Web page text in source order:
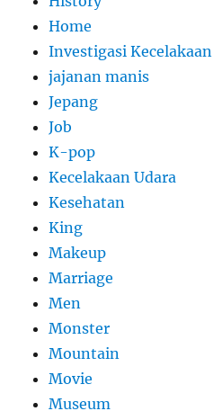
Home
Investigasi Kecelakaan
jajanan manis
Jepang
Job
K-pop
Kecelakaan Udara
Kesehatan
King
Makeup
Marriage
Men
Monster
Mountain
Movie
Museum